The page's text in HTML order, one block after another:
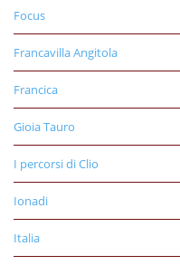
Focus
Francavilla Angitola
Francica
Gioia Tauro
I percorsi di Clio
Ionadi
Italia